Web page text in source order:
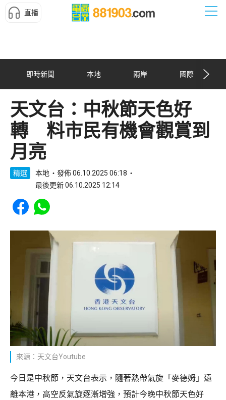
直播
即時新聞 本地 兩岸 國際
天文台：中秋節天色好
轉 料市民有機會觀賞到
月亮
精選 本地
發佈 06.10.2025 06:18
最後更新 06.10.2025 12:14
Share to Facebook
Share to WhatsApp
來源：天文台Youtube
今日是中秋節，天文台表示，隨著熱帶氣旋「麥德姆」遠
離本港，高空反氣旋逐漸增強，預計今晚中秋節天色好